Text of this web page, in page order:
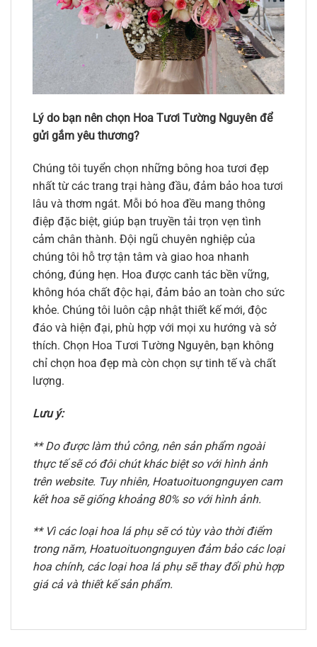
Lý do bạn nên chọn Hoa Tươi Tường Nguyên để
gửi gắm yêu thương?
Chúng tôi tuyển chọn những bông hoa tươi đẹp
nhất từ các trang trại hàng đầu, đảm bảo hoa tươi
lâu và thơm ngát. Mỗi bó hoa đều mang thông
điệp đặc biệt, giúp bạn truyền tải trọn vẹn tình
cảm chân thành. Đội ngũ chuyên nghiệp của
chúng tôi hỗ trợ tận tâm và giao hoa nhanh
chóng, đúng hẹn. Hoa được canh tác bền vững,
không hóa chất độc hại, đảm bảo an toàn cho sức
khỏe. Chúng tôi luôn cập nhật thiết kế mới, độc
đáo và hiện đại, phù hợp với mọi xu hướng và sở
thích. Chọn Hoa Tươi Tường Nguyên, bạn không
chỉ chọn hoa đẹp mà còn chọn sự tinh tế và chất
lượng.
Lưu ý:
** Do được làm thủ công, nên sản phẩm ngoài
thực tế sẽ có đôi chút khác biệt so với hình ảnh
trên website. Tuy nhiên, Hoatuoituongnguyen cam
kết hoa sẽ giống khoảng 80% so với hình ảnh.
** Vì các loại hoa lá phụ sẽ có tùy vào thời điểm
trong năm, Hoatuoituongnguyen đảm bảo các loại
hoa chính, các loại hoa lá phụ sẽ thay đổi phù hợp
giá cả và thiết kế sản phẩm.